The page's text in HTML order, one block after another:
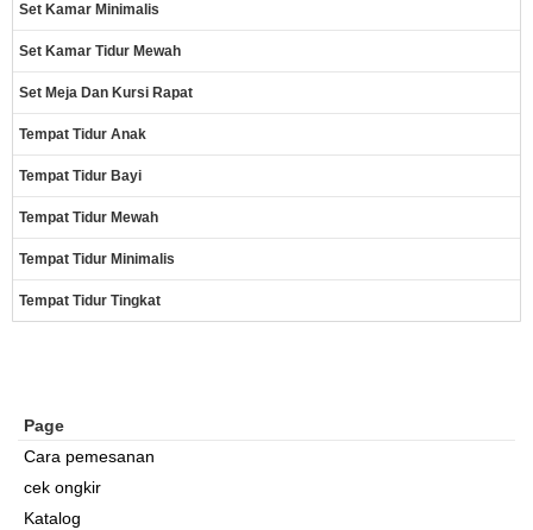
Set Kamar Minimalis
Set Kamar Tidur Mewah
Set Meja Dan Kursi Rapat
Tempat Tidur Anak
Tempat Tidur Bayi
Tempat Tidur Mewah
Tempat Tidur Minimalis
Tempat Tidur Tingkat
Page
Cara pemesanan
cek ongkir
Katalog